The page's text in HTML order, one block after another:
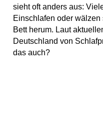
sieht oft anders aus:
Einschlafen oder
Bett herum. Laut
Deutschland von
das auch?